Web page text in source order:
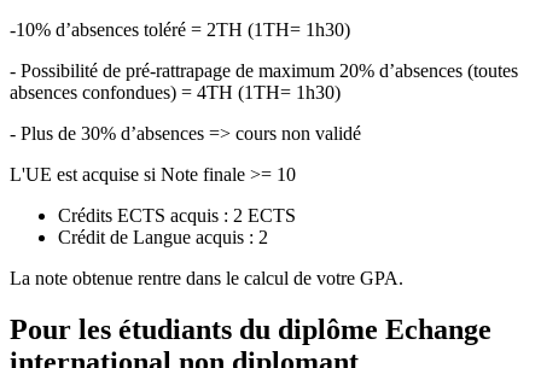
-10% d’absences toléré = 2TH (1TH= 1h30)
- Possibilité de pré-rattrapage de maximum 20% d’absences (toutes
absences confondues) = 4TH (1TH= 1h30)
- Plus de 30% d’absences => cours non validé
L'UE est acquise si Note finale >= 10
Crédits ECTS acquis : 2 ECTS
Crédit de Langue acquis : 2
La note obtenue rentre dans le calcul de votre GPA.
Pour les étudiants du diplôme Echange
international non diplomant